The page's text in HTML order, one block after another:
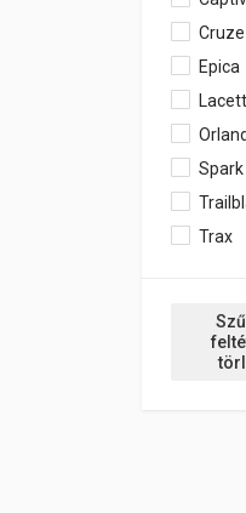
Cruze
Epica
Spark
Trax